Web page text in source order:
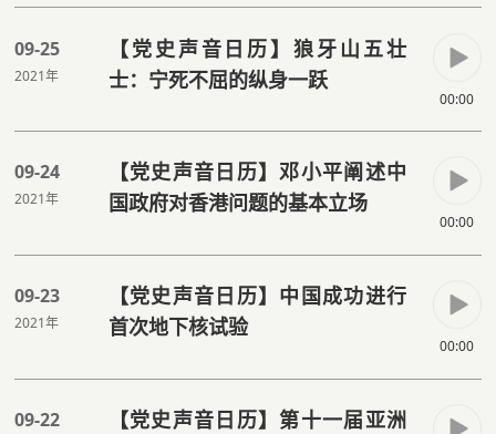
09-25
2021年
【党史声音日历】狼牙山五壮
士：宁死不屈的纵身一跃
00:00
09-24
2021年
【党史声音日历】邓小平阐述中
国政府对香港问题的基本立场
00:00
09-23
2021年
【党史声音日历】中国成功进行
首次地下核试验
00:00
09-22
【党史声音日历】第十一届亚洲